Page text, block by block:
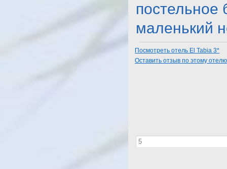
постельное
маленький
Посмотреть отель El Tabia 3*
Оставить отзыв по этому отелю